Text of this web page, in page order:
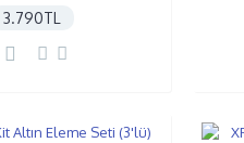
3.790TL